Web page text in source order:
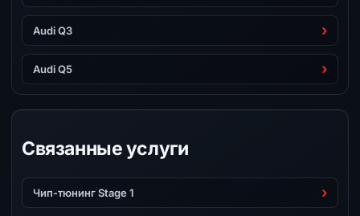
Audi Q3
Audi Q5
Связанные услуги
Чип-тюнинг Stage 1